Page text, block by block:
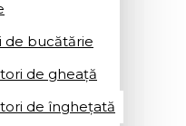
de bucătărie
de gheață
de înghețată